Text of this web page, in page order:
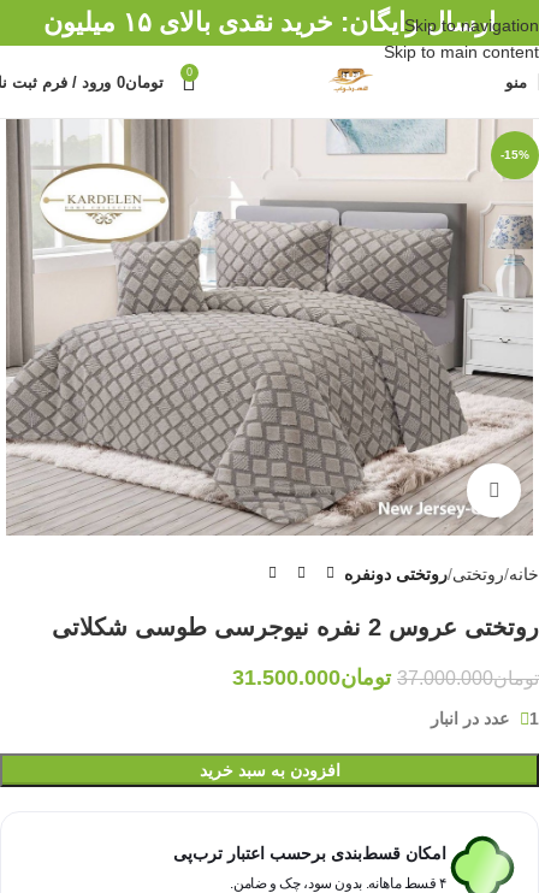
Skip to navigation
Skip to main content
ارسال رایگان: خرید نقدی بالای ۱۵ میلیون
منو
0
تومان0 ورود / فرم ثبت
-15%
برای بزرگنمایی کلیک کنید
خانه روتختی روتختی دونفره
روتختی عروس 2 نفره نیوجرسی طوسی شکلاتی
تومان37.000.000 تومان31.500.000
1 عدد در انبار
افزودن به سبد خرید
امکان قسط‌بندی برحسب اعتبار ترب‌پی
۴ قسط ماهانه. بدون سود، چک و ضامن.